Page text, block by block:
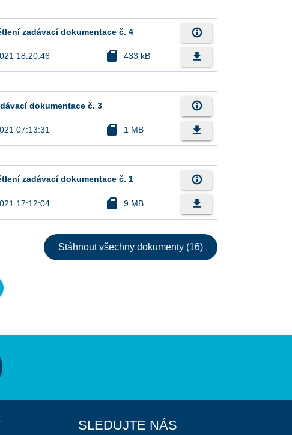
zadávací dokumentace č. 4
18:20:46 sd_card 433 kB
info_outline
file_download
dokumentace č. 3
07:13:31 sd_card 1 MB
info_outline
file_download
zadávací dokumentace č. 1
17:12:04 sd_card 9 MB
info_outline
file_download
Stáhnout všechny dokumenty (16)
SLEDUJTE NÁS